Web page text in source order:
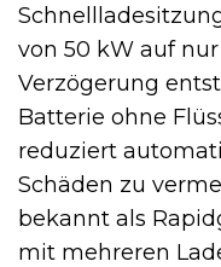
von 50 kW auf
Verzögerung
Batterie ohne
reduziert
Schäden zu
bekannt als
mit mehreren